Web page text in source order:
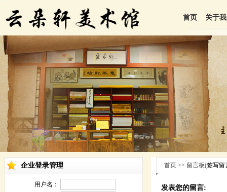
首页 关于
企业登录管理 首页 >> 留言板(签写留
发表您的留言: